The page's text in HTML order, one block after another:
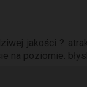
jakości ?
na poziomie.